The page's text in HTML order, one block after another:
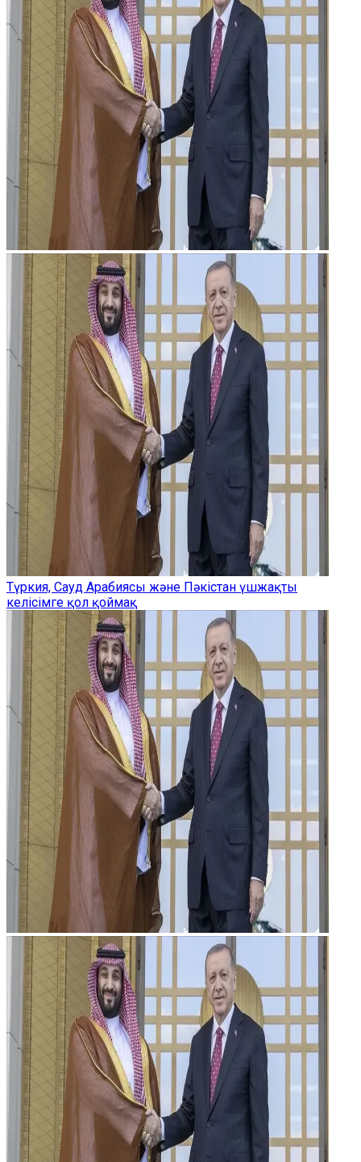
Түркия, Сауд Арабиясы және Пәкістан үшжақты
келісімге қол қоймақ